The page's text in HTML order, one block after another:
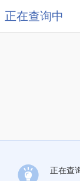
正在查询中
正在查